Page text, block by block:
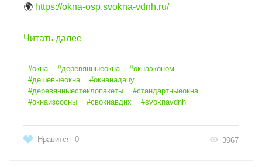
🌍 https://okna-osp.svokna-vdnh.ru/
Читать далее
#окна #деревянныеокна
#окнаэконом
#дешевыеокна
#окнанадачу
#деревянныестеклопакеты
#стандартныеокна
#окнаизсосны
#свокнавднх #svoknavdnh
Нравится 0 3967